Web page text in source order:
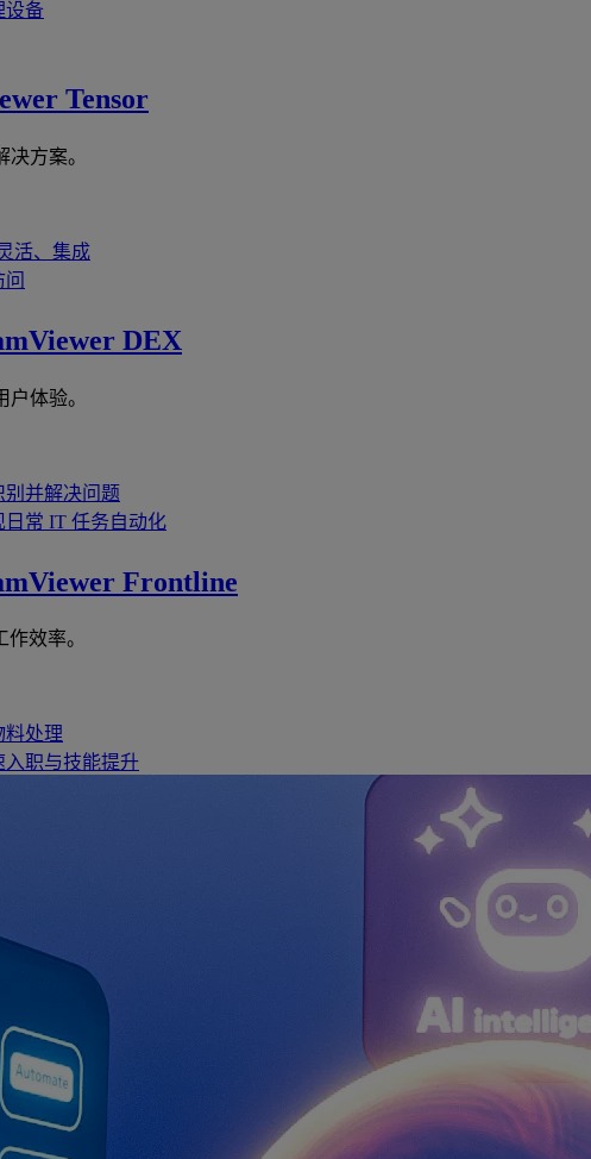
设备
Tensor
方案。
活、集成
DEX
体验。
别并解决问题
日常 IT 任务自动化
Frontline
效率。
料处理
入职与技能提升